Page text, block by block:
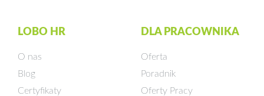
LOBO HR
O nas
Blog
Certyfikaty
DLA PRACOWNIKA
Oferta
Poradnik
Oferty Pracy